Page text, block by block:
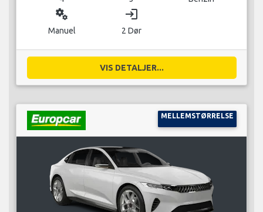
miscellaneous_services
Manuel
login
2 Dør
VIS DETALJER...
MELLEMSTØRRELSE